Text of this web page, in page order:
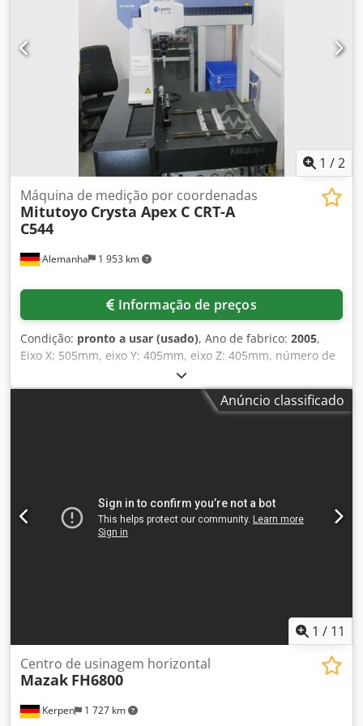
1 /2
Alemanha 1 953 km
Máquina de medição por coordenadas
Mitutoyo Crysta Apex C CRT-A
C544
Informação de preços
Condição: pronto a usar (usado), Ano de fabrico: 2005,
Eixo X: 505mm, eixo Y: 405mm, eixo Z: 405mm, número de
furos roscados M8: 9, altura máxima da peça: 545mm,
capacidade máxima da mesa: 180kg, precisão: ISO 10360-
2, resolução: 0,1µm, sistema de guias: mancais de ar em
638x860mm, consumo de ar comprimido: aprox. 50l/min a
0,4MPa, comprimento: 1122mm, largura: 1082mm, altura:
2185mm, peso (incluindo mesa e controle): 515kg. Uma
Anúncio classificado
1 / 11
Kerpen 1 727 km
Centro de usinagem horizontal
Mazak FH6800